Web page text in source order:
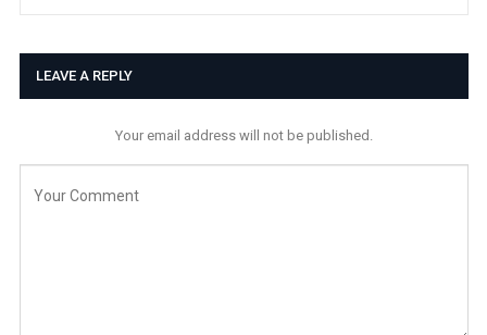
LEAVE A REPLY
Your email address will not be published.